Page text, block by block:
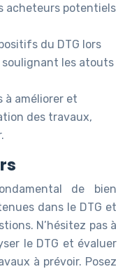
acheteurs potentiels
du DTG lors
les atouts
à améliorer et
des travaux,
de bien
dans le DTG et
N’hésitez pas à
le DTG et évaluer
à prévoir. Posez